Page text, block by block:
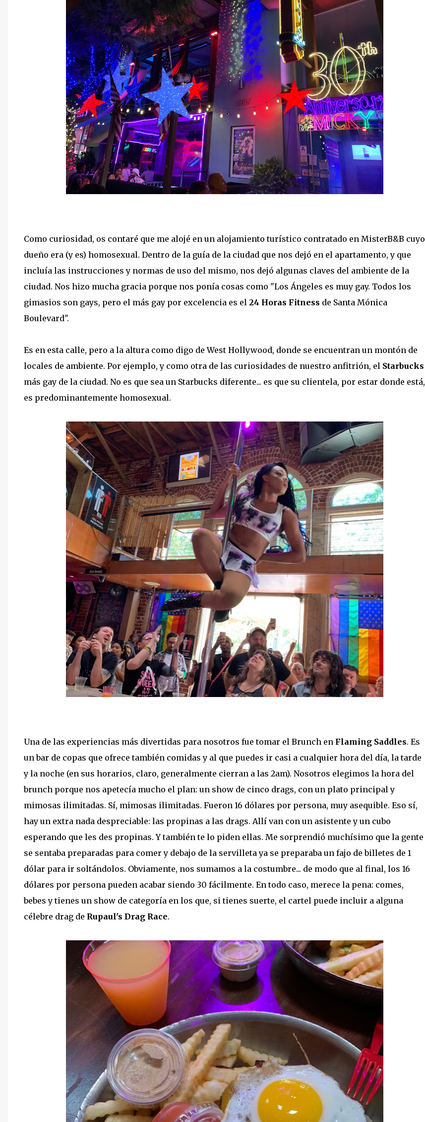
Como curiosidad, os contaré que me alojé en un alojamiento turístico contratado en MisterB&B cuyo
dueño era (y es) homosexual. Dentro de la guía de la ciudad que nos dejó en el apartamento, y que
incluía las instrucciones y normas de uso del mismo, nos dejó algunas claves del ambiente de la
ciudad. Nos hizo mucha gracia porque nos ponía cosas como "Los Ángeles es muy gay. Todos los
gimasios son gays, pero el más gay por excelencia es el 24 Horas Fitness de Santa Mónica
Boulevard".
Es en esta calle, pero a la altura como digo de West Hollywood, donde se encuentran un montón de
locales de ambiente. Por ejemplo, y como otra de las curiosidades de nuestro anfitrión, el Starbucks
más gay de la ciudad. No es que sea un Starbucks diferente... es que su clientela, por estar donde está,
es predominantemente homosexual.
Una de las experiencias más divertidas para nosotros fue tomar el Brunch en Flaming Saddles. Es
un bar de copas que ofrece también comidas y al que puedes ir casi a cualquier hora del día, la tarde
y la noche (en sus horarios, claro, generalmente cierran a las 2am). Nosotros elegimos la hora del
brunch porque nos apetecía mucho el plan: un show de cinco drags, con un plato principal y
mimosas ilimitadas. Sí, mimosas ilimitadas. Fueron 16 dólares por persona, muy asequible. Eso sí,
hay un extra nada despreciable: las propinas a las drags. Allí van con un asistente y un cubo
esperando que les des propinas. Y también te lo piden ellas. Me sorprendió muchísimo que la gente
se sentaba preparadas para comer y debajo de la servilleta ya se preparaba un fajo de billetes de 1
dólar para ir soltándolos. Obviamente, nos sumamos a la costumbre... de modo que al final, los 16
dólares por persona pueden acabar siendo 30 fácilmente. En todo caso, merece la pena: comes,
bebes y tienes un show de categoría en los que, si tienes suerte, el cartel puede incluir a alguna
célebre drag de Rupaul's Drag Race.